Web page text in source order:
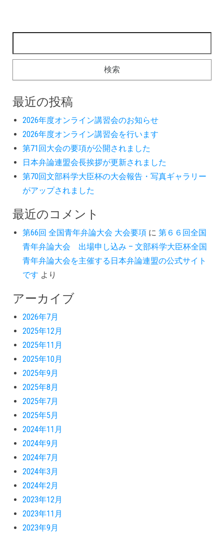
最近の投稿
2026年度オンライン講習会のお知らせ
2026年度オンライン講習会を行います
第71回大会の要項が公開されました
日本弁論連盟会長挨拶が更新されました
第70回文部科学大臣杯の大会報告・写真ギャラリー
がアップされました
最近のコメント
第66回 全国青年弁論大会 大会要項 に 第６６回全国
青年弁論大会 出場申し込み – 文部科学大臣杯全国
青年弁論大会を主催する日本弁論連盟の公式サイト
です より
アーカイブ
2026年7月
2025年12月
2025年11月
2025年10月
2025年9月
2025年8月
2025年7月
2025年5月
2024年11月
2024年9月
2024年7月
2024年3月
2024年2月
2023年12月
2023年11月
2023年9月